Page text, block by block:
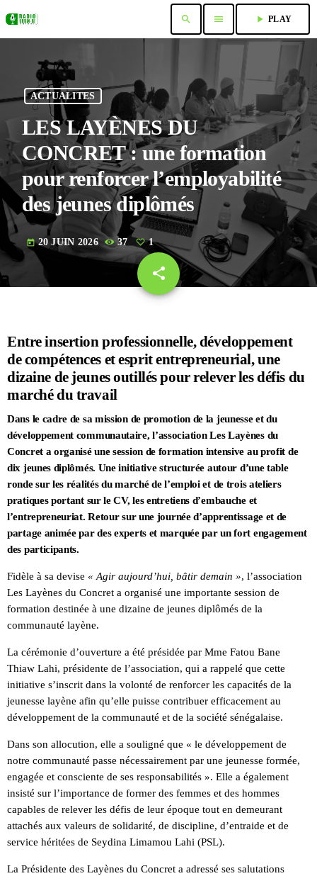
search menu play_arrow PLAY
ACTUALITES
LES LAYÈNES DU
CONCRET : une formation
pour renforcer l’employabilité
des jeunes diplômés
today 20 JUIN 2026 37 1
share
email
Entre insertion professionnelle, développement
de compétences et esprit entrepreneurial, une
dizaine de jeunes outillés pour relever les défis du
marché du travail
Dans le cadre de sa mission de promotion de la jeunesse et du
développement communautaire, l’association Les Layènes du
Concret a organisé une session de formation intensive au profit de
dix jeunes diplômés. Une initiative structurée autour d’une table
ronde sur les réalités du marché de l’emploi et de trois ateliers
pratiques portant sur le CV, les entretiens d’embauche et
l’entrepreneuriat. Retour sur une journée d’apprentissage et de
partage animée par des experts et marquée par un fort engagement
des participants.
Fidèle à sa devise « Agir aujourd’hui, bâtir demain », l’association
Les Layènes du Concret a organisé une importante session de
formation destinée à une dizaine de jeunes diplômés de la
communauté layène.
La cérémonie d’ouverture a été présidée par Mme Fatou Bane
Thiaw Lahi, présidente de l’association, qui a rappelé que cette
initiative s’inscrit dans la volonté de renforcer les capacités de la
jeunesse layène afin qu’elle puisse contribuer efficacement au
développement de la communauté et de la société sénégalaise.
Dans son allocution, elle a souligné que « le développement de
notre communauté passe nécessairement par une jeunesse formée,
engagée et consciente de ses responsabilités ». Elle a également
insisté sur l’importance de former des femmes et des hommes
capables de relever les défis de leur époque tout en demeurant
attachés aux valeurs de solidarité, de discipline, d’entraide et de
service héritées de Seydina Limamou Lahi (PSL).
La Présidente des Layènes du Concret a adressé ses salutations